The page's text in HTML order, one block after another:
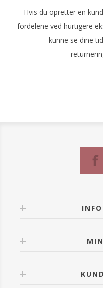
Hvis du opretter en
fordelene ved hurtigere
kunne se dine